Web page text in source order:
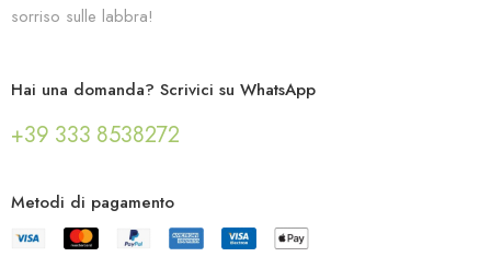
sorriso sulle labbra!
Hai una domanda? Scrivici su WhatsApp
+39 333 8538272
Metodi di pagamento